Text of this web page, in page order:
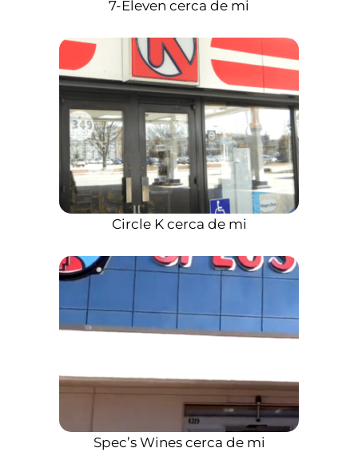
7-Eleven cerca de mi
Circle K cerca de mi
Spec’s Wines cerca de mi